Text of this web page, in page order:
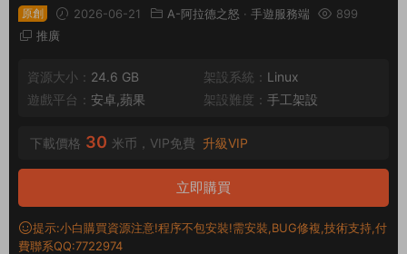
原創 2026-06-21 A-阿拉德之怒 · 手遊服務端
899
推廣
資源大小： 24.6 GB 架設系統： Linux
遊戲平台： 安卓,蘋果 架設難度： 手工架設
下載價格 30 米币，VIP免費 升級VIP
立即購買
提示:小白購買資源注意!程序不包安裝!需安裝,BUG修複,技術支持,付
費聯系QQ:7722974